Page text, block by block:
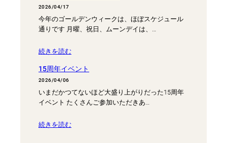
2026/04/17
今年のゴールデンウィークは、ほぼスケジュール
通りです 月曜、祝日、ムーンデイは、…
続きを読む
15周年イベント
2026/04/06
いまだかつてないほど大盛り上がりだった15周年
イベント たくさんご参加いただきあ…
続きを読む